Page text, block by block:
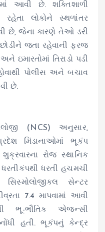
આવી છે. શક્તિશાળી
રહેતા લોકોને સ્થળાંતર
છે, જેના કારણે તેઓ ડરી
જતા રહેવાની ફરજ
ઇમારતોમાં તિરાડો પડી
પોલીસ અને બચાવ
છે.
(NCS) અનુસાર,
મિંડાનાઓમાં ભૂકંપ
રોજ સ્થાનિક
ધરતી હચમચી
સિસ્મોલોજીકલ સેન્ટર
7.4 માપવામાં આવી
ભૂ-ભૌતિક એજન્સી
હતી. ભૂકંપનું કેન્દ્ર